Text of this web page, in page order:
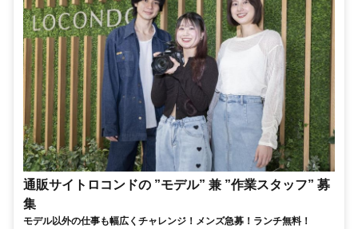
通販サイトロコンドの ”モデル” 兼 ”作業スタッフ” 募
集
モデル以外の仕事も幅広くチャレンジ！メンズ急募！ランチ無料！